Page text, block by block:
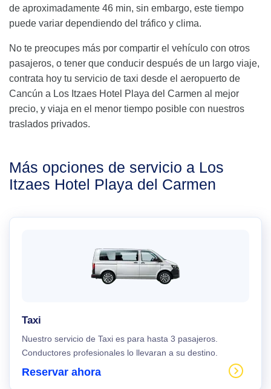
de aproximadamente 46 min, sin embargo, este tiempo
puede variar dependiendo del tráfico y clima.
No te preocupes más por compartir el vehículo con otros
pasajeros, o tener que conducir después de un largo viaje,
contrata hoy tu servicio de taxi desde el aeropuerto de
Cancún a Los Itzaes Hotel Playa del Carmen al mejor
precio, y viaja en el menor tiempo posible con nuestros
traslados privados.
Más opciones de servicio a Los
Itzaes Hotel Playa del Carmen
Taxi
Nuestro servicio de Taxi es para hasta 3 pasajeros.
Conductores profesionales lo llevaran a su destino.
Reservar ahora